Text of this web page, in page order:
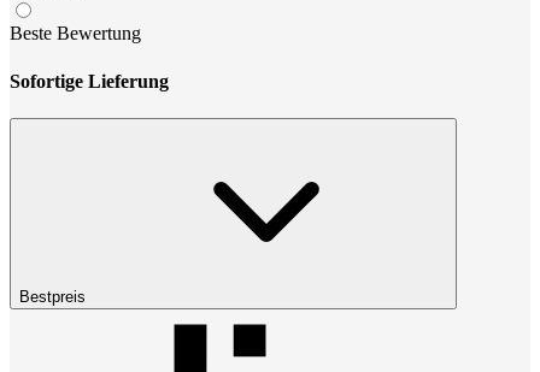
Beste Bewertung
Sofortige Lieferung
Bestpreis